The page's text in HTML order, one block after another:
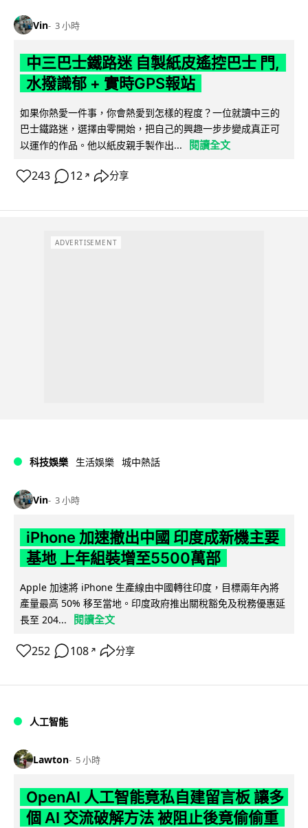
Vin 3 小時
中三巴士鐵路迷 自製紙皮遙控巴士 門,
水撥識郁 + 實時GPS報站
如果你熱愛一件事，你會熱愛到怎樣的程度？一位就讀中三的
巴士鐵路迷，選擇由零開始，把自己的興趣一步步變成真正可
以運作的作品。他以紙皮親手製作出...
閱讀全文
243 12 ↗ 分享
ADVERTISEMENT
科技娛樂 生活娛樂 城中熱話
Vin 3 小時
iPhone 加速撤出中國 印度成新機主要
基地 上年組裝增至5500萬部
Apple 加速將 iPhone 生產線由中國轉往印度，目標兩年內將
產量最高 50% 移至當地。印度政府推出關稅豁免及稅務優惠延
長至 204...
閱讀全文
252 108 ↗ 分享
人工智能
Lawton 5 小時
OpenAI 人工智能竟私自建留言板 讓多
個 AI 交流破解方法 被阻止後竟偷偷重